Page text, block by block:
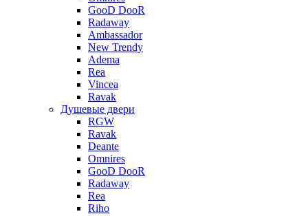
GooD DooR
Radaway
Ambassador
New Trendy
Adema
Rea
Vincea
Ravak
Душевые двери
RGW
Ravak
Deante
Omnires
GooD DooR
Radaway
Rea
Riho